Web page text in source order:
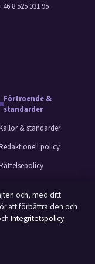
8 525 031 95
Förtroende &
standarder
& standarder
policy
& finansiering
och, med ditt
att förbättra den och
Integritetspolicy.